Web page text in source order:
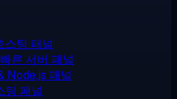
스팅 패널
른 서버 패널
Node.js 패널
팅 패널